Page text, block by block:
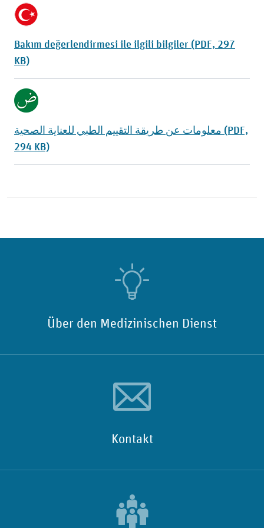
Bakım değerlendirmesi ile ilgili bilgiler (PDF, 297
KB)
معلومات عن طريقة التقييم الطبي للعناية الصحية (PDF,
294 KB)
Über den Medizinischen Dienst
Kontakt